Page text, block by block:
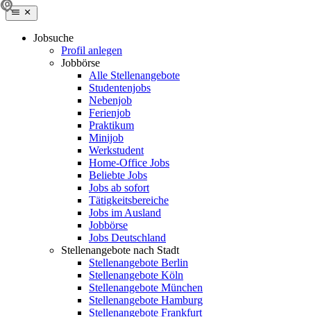
Jobsuche
Profil anlegen
Jobbörse
Alle Stellenangebote
Studentenjobs
Nebenjob
Ferienjob
Praktikum
Minijob
Werkstudent
Home-Office Jobs
Beliebte Jobs
Jobs ab sofort
Tätigkeitsbereiche
Jobs im Ausland
Jobbörse
Jobs Deutschland
Stellenangebote nach Stadt
Stellenangebote Berlin
Stellenangebote Köln
Stellenangebote München
Stellenangebote Hamburg
Stellenangebote Frankfurt